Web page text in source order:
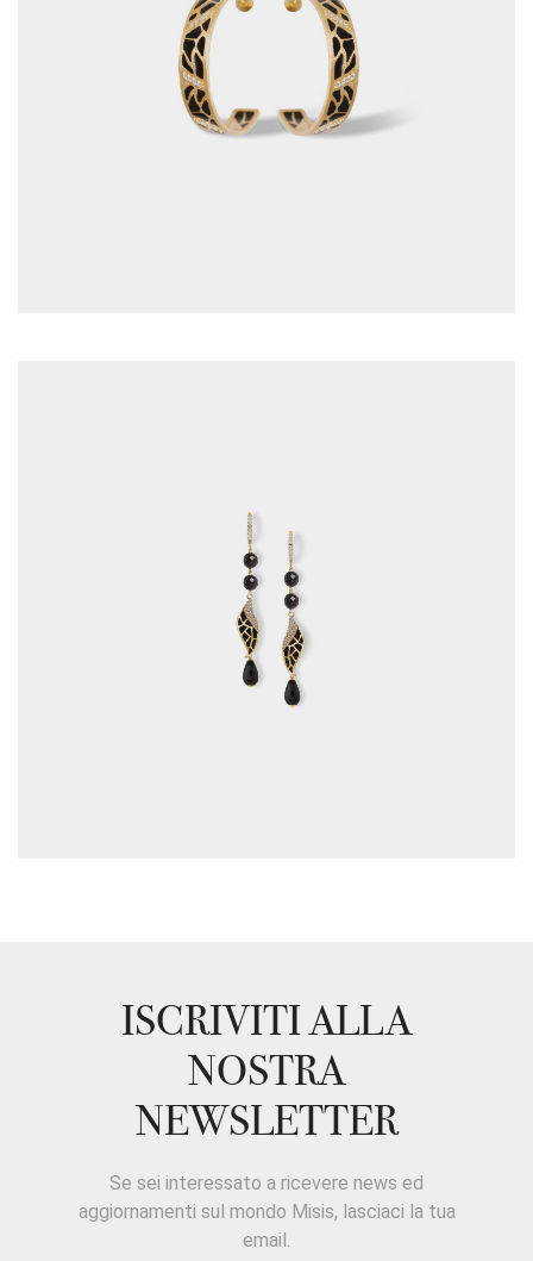
ISCRIVITI ALLA
NOSTRA
NEWSLETTER
Se sei interessato a ricevere news ed
aggiornamenti sul mondo Misis, lasciaci la tua
email.